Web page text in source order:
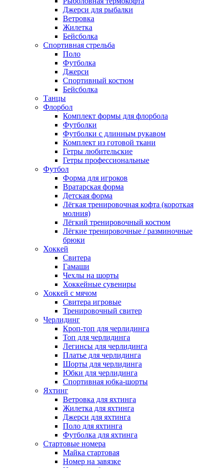
Джерси для рыбалки
Ветровка
Жилетка
Бейсболка
Спортивная стрельба
Поло
Футболка
Джерси
Спортивный костюм
Бейсболка
Танцы
Флорбол
Комплект формы для флорбола
Футболки
Футболки с длинным рукавом
Комплект из готовой ткани
Гетры любительские
Гетры профессиональные
Футбол
Форма для игроков
Вратарская форма
Детская форма
Лёгкая тренировочная кофта (короткая
молния)
Лёгкий тренировочный костюм
Лёгкие тренировочные / разминочные
брюки
Хоккей
Свитера
Гамаши
Чехлы на шорты
Хоккейные сувениры
Хоккей с мячом
Свитера игровые
Тренировочный свитер
Черлидинг
Кроп-топ для черлидинга
Топ для черлидинга
Легинсы для черлидинга
Платье для черлидинга
Шорты для черлидинга
Юбки для черлидинга
Спортивная юбка-шорты
Яхтинг
Ветровка для яхтинга
Жилетка для яхтинга
Джерси для яхтинга
Поло для яхтинга
Футболка для яхтинга
Стартовые номера
Майка стартовая
Номер на завязке